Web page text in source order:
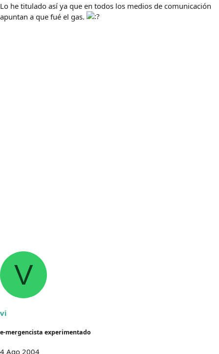
Lo he titulado así ya que en todos los medios de comunicación
apuntan a que fué el gas.
V
vi
e-mergencista experimentado
4 Ago 2004